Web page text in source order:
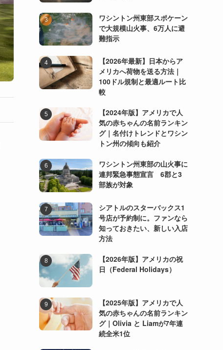
ワシントン州東部スポケーン
で大規模山火事、6万人に避
難指示
【2026年最新】日本からア
メリカへ荷物を送る方法｜
100ドル規制と最適ルート比
較
【2024年版】アメリカで人
気の赤ちゃんの名前ランキン
グ｜名付けトレンドとワシン
トン州の傾向も紹介
ワシントン州東部の山火事に
連邦緊急事態宣言 6郡と3
部族が対象
シアトルのスターバックス1
号店が予約制に。ファンなら
知っておきたい、新しい入店
方法
【2026年版】アメリカの祝
日（Federal Holidays）
【2025年版】アメリカで人
気の赤ちゃんの名前ランキン
グ｜Olivia と Liamが7年連
続全米1位